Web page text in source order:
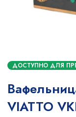
ДОСТУПНО ДЛЯ
VIATTO